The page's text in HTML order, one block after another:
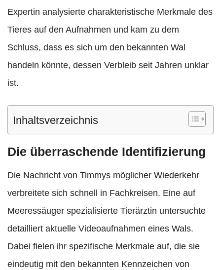
Expertin analysierte charakteristische Merkmale des
Tieres auf den Aufnahmen und kam zu dem
Schluss, dass es sich um den bekannten Wal
handeln könnte, dessen Verbleib seit Jahren unklar
ist.
Inhaltsverzeichnis
Die überraschende Identifizierung
Die Nachricht von Timmys möglicher Wiederkehr
verbreitete sich schnell in Fachkreisen. Eine auf
Meeressäuger spezialisierte Tierärztin untersuchte
detailliert aktuelle Videoaufnahmen eines Wals.
Dabei fielen ihr spezifische Merkmale auf, die sie
eindeutig mit den bekannten Kennzeichen von